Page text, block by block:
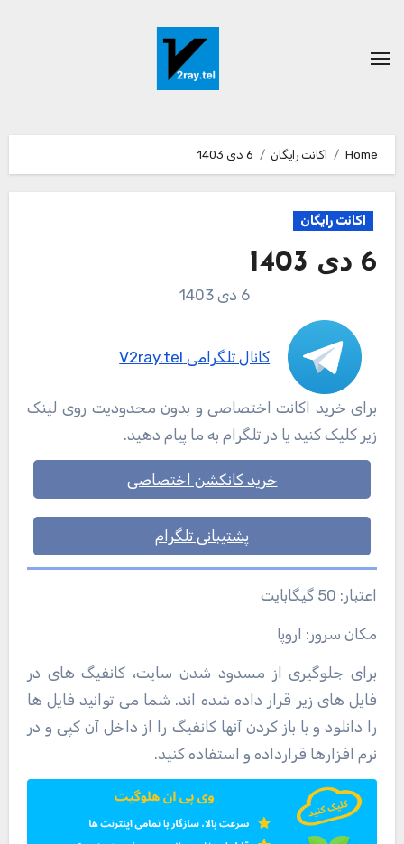
content
Home اکانت رایگان 6 دی 1403
اکانت رایگان
6 دی 1403
6 دی 1403
کانال تلگرامی V2ray.tel
برای خرید اکانت اختصاصی و بدون محدودیت روی لینک
زیر کلیک کنید یا در تلگرام به ما پیام دهید.
خرید کانکشن اختصاصی
پشتیبانی تلگرام
اعتبار: 50 گیگابایت
مکان سرور: اروپا
برای جلوگیری از مسدود شدن سایت، کانفیگ های در
فایل های زیر قرار داده شده اند. شما می توانید فایل ها
را دانلود و با باز کردن آنها کانفیگ را از داخل آن کپی و در
نرم افزارها قرارداده و استفاده کنید.